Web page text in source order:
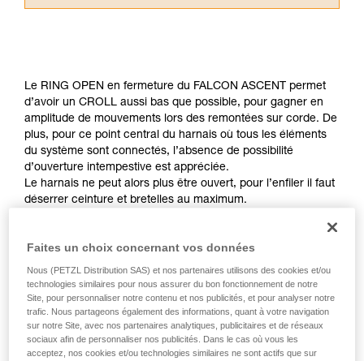
pouvoir comprendre ce complément
d’informations.
Maîtriser ces techniques nécessite une
formation et un entraînement spécifique. Validez
avec un professionnel votre capacité à refaire
la manipulation, seul, en toute sécurité, avant
de la reproduire en autonomie.
Nous donnons des exemples de techniques
Le RING OPEN en fermeture du FALCON ASCENT permet
d’avoir un CROLL aussi bas que possible, pour gagner en
amplitude de mouvements lors des remontées sur corde. De
plus, pour ce point central du harnais où tous les éléments
du système sont connectés, l’absence de possibilité
d’ouverture intempestive est appréciée.
Le harnais ne peut alors plus être ouvert, pour l’enfiler il faut
déserrer ceinture et bretelles au maximum.
Faites un choix concernant vos données
Nous (PETZL Distribution SAS) et nos partenaires utilisons des cookies et/ou
technologies similaires pour nous assurer du bon fonctionnement de notre
Site, pour personnaliser notre contenu et nos publicités, et pour analyser notre
trafic. Nous partageons également des informations, quant à votre navigation
sur notre Site, avec nos partenaires analytiques, publicitaires et de réseaux
sociaux afin de personnaliser nos publicités. Dans le cas où vous les
acceptez, nos cookies et/ou technologies similaires ne sont actifs que sur